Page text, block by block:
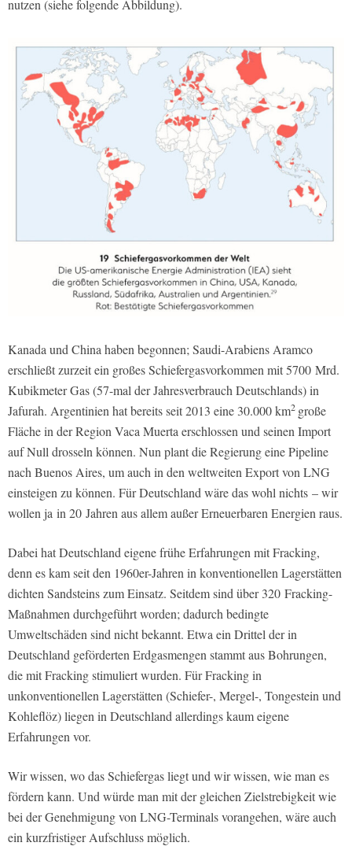
nutzen (siehe folgende Abbildung).
Kanada und China haben begonnen; Saudi-Arabiens Aramco
erschließt zurzeit ein großes Schiefergasvorkommen mit 5700 Mrd.
Kubikmeter Gas (57-mal der Jahresverbrauch Deutschlands) in
Jafurah. Argentinien hat bereits seit 2013 eine 30.000 km2 große
Fläche in der Region Vaca Muerta erschlossen und seinen Import
auf Null drosseln können. Nun plant die Regierung eine Pipeline
nach Buenos Aires, um auch in den weltweiten Export von LNG
einsteigen zu können. Für Deutschland wäre das wohl nichts – wir
wollen ja in 20 Jahren aus allem außer Erneuerbaren Energien raus.
Dabei hat Deutschland eigene frühe Erfahrungen mit Fracking,
denn es kam seit den 1960er-Jahren in konventionellen Lagerstätten
dichten Sandsteins zum Einsatz. Seitdem sind über 320 Fracking-
Maßnahmen durchgeführt worden; dadurch bedingte
Umweltschäden sind nicht bekannt. Etwa ein Drittel der in
Deutschland geförderten Erdgasmengen stammt aus Bohrungen,
die mit Fracking stimuliert wurden. Für Fracking in
unkonventionellen Lagerstätten (Schiefer-, Mergel-, Tongestein und
Kohleflöz) liegen in Deutschland allerdings kaum eigene
Erfahrungen vor.
Wir wissen, wo das Schiefergas liegt und wir wissen, wie man es
fördern kann. Und würde man mit der gleichen Zielstrebigkeit wie
bei der Genehmigung von LNG-Terminals vorangehen, wäre auch
ein kurzfristiger Aufschluss möglich.